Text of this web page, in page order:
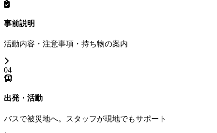
事前説明
活動内容・注意事項・持ち物の案内
04
出発・活動
バスで被災地へ。スタッフが現地でもサポート